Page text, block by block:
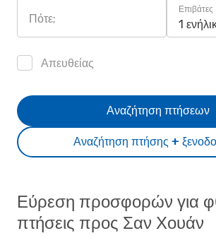
Πότε;
Επιβάτες
1
Απευθείας
Αναζήτηση πτήσης +
Αναζήτηση πτήσεων
Εύρεση προσφορών για
πτήσεις προς Σαν Χουάν